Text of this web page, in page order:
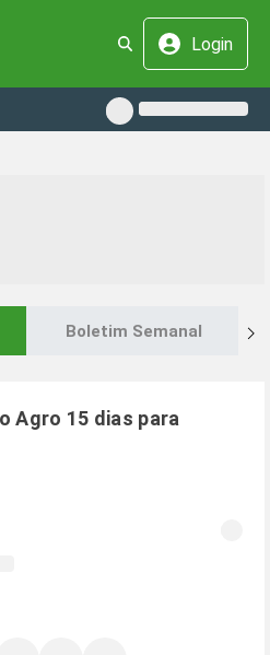
Login
Boletim Semanal
Agro 15 dias para